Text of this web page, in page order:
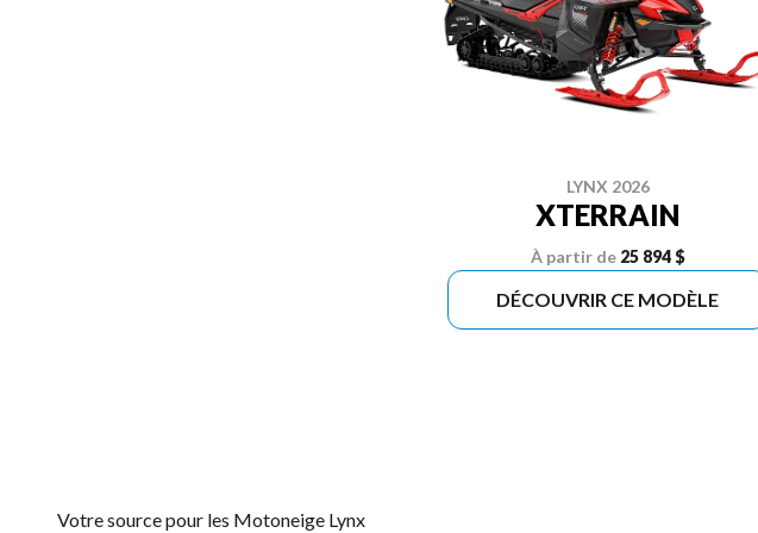
LYNX 2026
XTERRAIN
À partir de 25 894 $
DÉCOUVRIR CE MODÈLE
Votre source pour les Motoneige Lynx